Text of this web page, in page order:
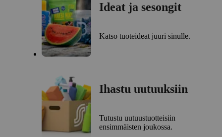
Ideat ja sesongit
Katso tuoteideat juuri sinulle.
Ihastu uutuuksiin
Tutustu uutuustuotteisiin
ensimmäisten joukossa.